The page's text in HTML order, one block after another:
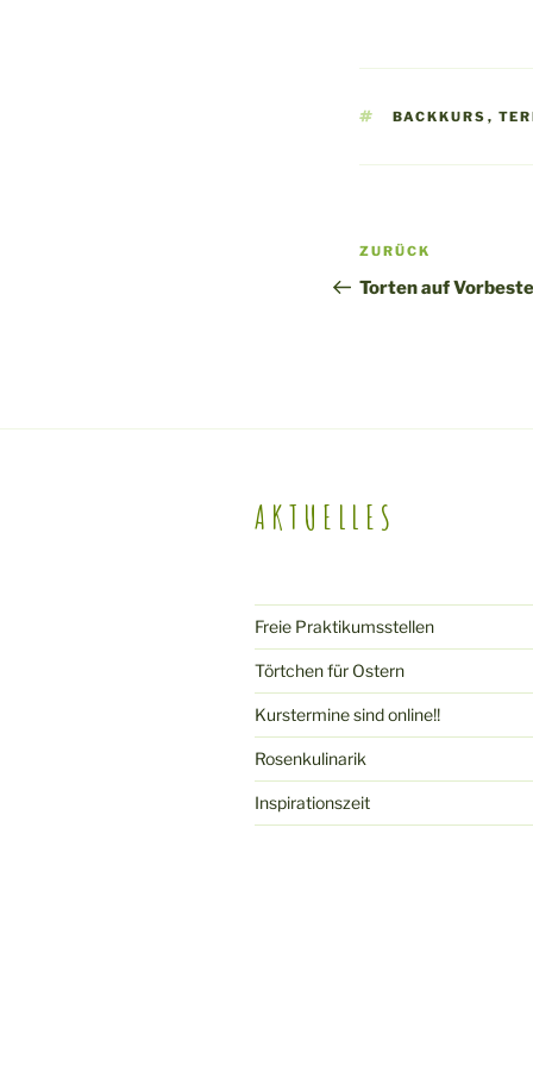
BACKKURS ,
Beitragsnavigation
Vorheriger
Beitrag
ZURÜCK
Torten auf
AKTUELLES
Freie Praktikumsstellen
Törtchen für Ostern
Kurstermine sind online!!
Rosenkulinarik
Inspirationszeit